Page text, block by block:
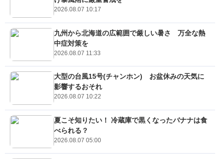
2026.08.07 10:17
九州から北海道の広範囲で厳しい暑さ 万全な熱
中症対策を
2026.08.07 11:33
大型の台風15号(チャンホン) お盆休みの天気に
影響するおそれ
2026.08.07 10:22
夏こそ知りたい！ 冷蔵庫で黒くなったバナナは食
べられる？
2026.08.07 05:00